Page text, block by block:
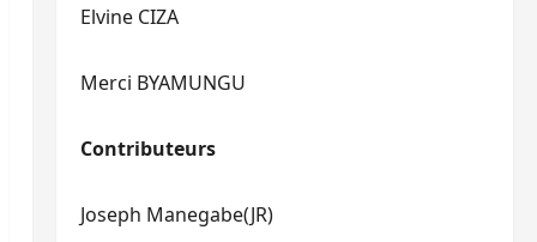
Elvine CIZA
Merci BYAMUNGU
Contributeurs
Joseph Manegabe(JR)